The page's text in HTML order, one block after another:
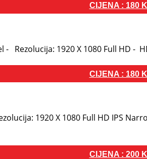
CIJENA : 180
- Rezolucija: 1920 X 1080 Full HD -
CIJENA : 180
1920 X 1080 Full HD IPS
CIJENA : 200